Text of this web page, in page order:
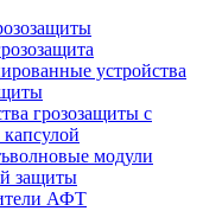
устройства
грозозащиты с
капсулой
модули
защиты
АФТ